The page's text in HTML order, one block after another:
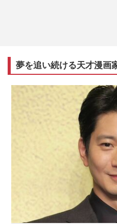
夢を追い続ける天才漫画